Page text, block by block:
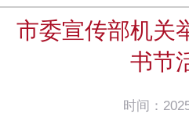
市委宣传部机关
书节
时间：